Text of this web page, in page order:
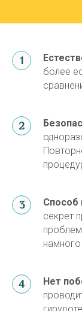
более
Способ
секрет
Нет